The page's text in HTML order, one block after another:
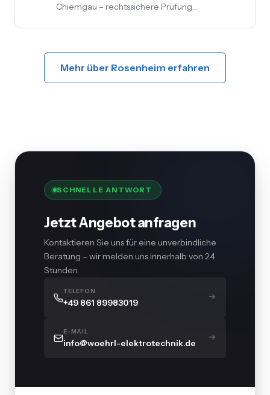
Chiemgau – rechtssichere Prüfung
Inkl. Mängelbehebung, digitale
Mehr über Rosenheim erfahren
SCHNELLE ANTWORT
Jetzt Angebot anfragen
Kontaktieren Sie uns für eine unverbindliche
Beratung – wir melden uns innerhalb von 24
Stunden.
TELEFON
+49 861 89983019
E-MAIL
info@woehrl-elektrotechnik.de